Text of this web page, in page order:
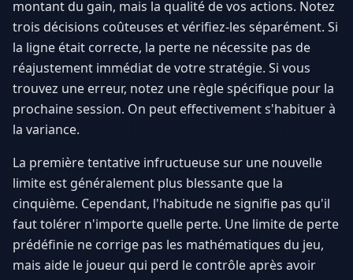
montant du gain, mais la qualité de vos actions. Notez
trois décisions coûteuses et vérifiez-les séparément. Si
la ligne était correcte, la perte ne nécessite pas de
réajustement immédiat de votre stratégie. Si vous
trouvez une erreur, notez une règle spécifique pour la
prochaine session. On peut effectivement s'habituer à
la variance.
La première tentative infructueuse sur une nouvelle
limite est généralement plus blessante que la
cinquième. Cependant, l'habitude ne signifie pas qu'il
faut tolérer n'importe quelle perte. Une limite de perte
prédéfinie ne corrige pas les mathématiques du jeu,
mais aide le joueur qui perd le contrôle après avoir